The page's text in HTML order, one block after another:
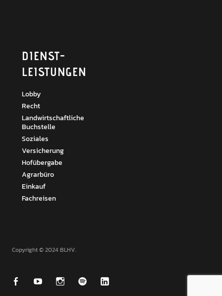
DIENST­
LEISTUNGEN
Lobby
Recht
Landwirtschaftliche
Buchstelle
Soziales
Versicherung
Hofübergabe
Agrarbüro
Einkauf
Fachreisen
Copyright © 2024 BLHV